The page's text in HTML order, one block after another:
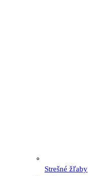
Strešné žľaby